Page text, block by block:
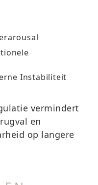
Instabiliteit
vermindert
en
op langere